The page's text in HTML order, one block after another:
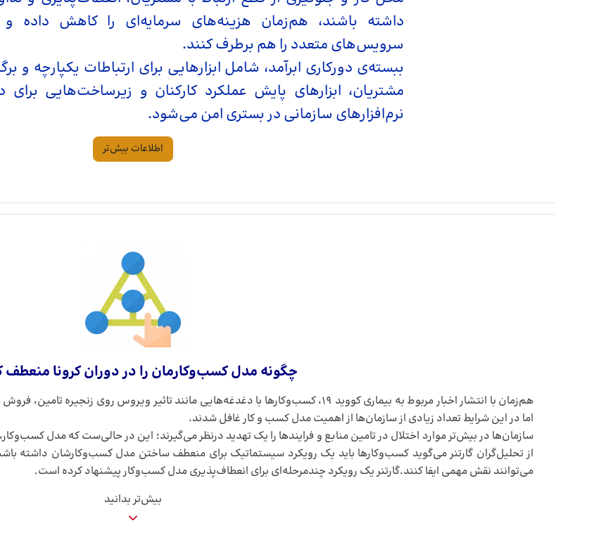
داشته باشند، هم‌زمان هزینه‌های سرمایه‌ای را کاهش داده
سرویس‌های متعدد را هم برطرف کنند.
ببسته‌ی دورکاری ابرآمد، شامل ابزارهایی برای ارتباطات یکپارچه و
مشتریان، ابزارهای پایش عملکرد کارکنان و زیرساخت‌هایی
نرم‌افزارهای سازمانی در بستری امن می‌شود.
اطلاعات بیش‌تر
چگونه مدل کسب‌وکارمان را در دوران کرونا منعطف
هم‌زمان با انتشار اخبار مربوط به بیماری کووید 19، کسب‌وکارها با دغدغه‌هایی مانند تاثیر
اما در این شرایط تعداد زیادی از سازمان‌ها از اهمیت مدل کسب و کار غافل شدند.
از تحلیل‌گران گارتنر می‌گوید کسب‌‌وکارها باید یک رویکرد سیستماتیک برای منعطف ساختن مدل کسب‌و‌کارشان داشته
می‌توانند نقش مهمی ایفا کنند.گارتنر یک رویکرد چندمرحله‌ای برای انعطاف‌پذیری مدل کسب‌و‌کار پیشنهاد کرده است.
بیش‌تر بدانید